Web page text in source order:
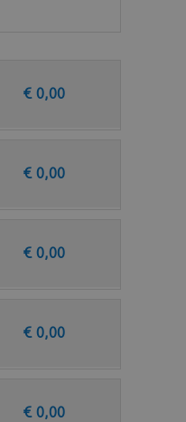
€ 0,00
€ 0,00
€ 0,00
€ 0,00
€ 0,00